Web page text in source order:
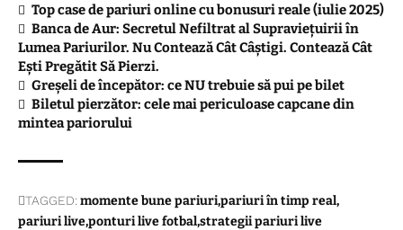
Top case de pariuri online cu bonusuri reale (iulie 2025)
Banca de Aur: Secretul Nefiltrat al Supraviețuirii în
Lumea Pariurilor. Nu Contează Cât Câștigi. Contează Cât
Ești Pregătit Să Pierzi.
Greșeli de începător: ce NU trebuie să pui pe bilet
Biletul pierzător: cele mai periculoase capcane din
mintea pariorului
TAGGED:momente bune pariuripariuri în timp real
pariuri liveponturi live fotbalstrategii pariuri live